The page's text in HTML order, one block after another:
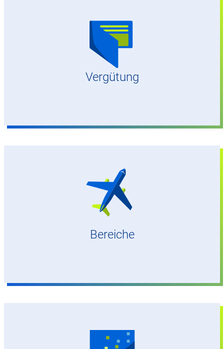
Vergütung
1000 Euro/Monat
Bereiche
DFS-weit möglich